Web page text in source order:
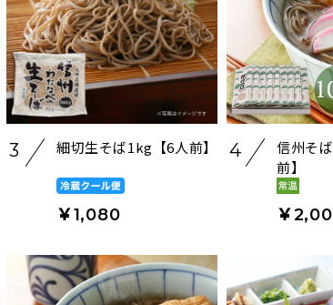
3 細切生そば1kg【6人前】
￥1,080
4
信州そ
前】
￥